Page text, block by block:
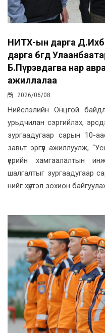
НИТХ-ын дарга
дарга бөгөөд
Б.Пүрэвдагва нар
ажиллалаа
2026/06/08
Нийслэлийн Онцгой
урьдчилан сэргийлэх,
зургаадугаар сарын 10-
завьт эргүүл ажиллуулж,
үерийн хамгаалалтын
шалгалтыг зургаадугаар
нийг хүртэл зохион